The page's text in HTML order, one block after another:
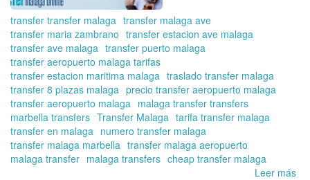
transfer transfer malaga transfer malaga ave
transfer maria zambrano transfer estacion ave malaga
transfer ave malaga transfer puerto malaga
transfer aeropuerto malaga tarifas
transfer estacion maritima malaga traslado transfer malaga
transfer 8 plazas malaga precio transfer aeropuerto malaga
transfer aeropuerto malaga malaga transfer transfers
marbella transfers Transfer Malaga tarifa transfer malaga
transfer en malaga numero transfer malaga
transfer malaga marbella transfer malaga aeropuerto
malaga transfer malaga transfers cheap transfer malaga
Leer más